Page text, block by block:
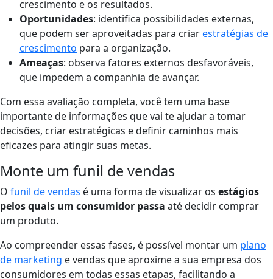
crescimento e os resultados.
Oportunidades: identifica possibilidades externas,
que podem ser aproveitadas para criarestratégias de
crescimento para a organização.
Ameaças: observa fatores externos desfavoráveis,
que impedem a companhia de avançar.
Com essa avaliação completa, você tem uma base
importante de informações que vai te ajudar a tomar
decisões, criar estratégicas e definir caminhos mais
eficazes para atingir suas metas.
Monte um funil de vendas
O funil de vendas é uma forma de visualizar os estágios
pelos quais um consumidor passa até decidir comprar
um produto.
Ao compreender essas fases, é possível montar um plano
de marketing e vendas que aproxime a sua empresa dos
consumidores em todas essas etapas, facilitando a